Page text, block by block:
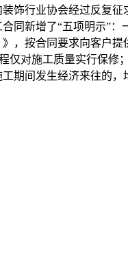
饰行业协会经过反复
同新增了“五项明示”：
，按合同要求向客户
仅对施工质量实行保修
间发生经济来往的，